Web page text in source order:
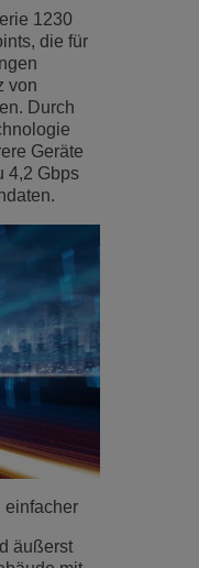
1230
die für
von
Durch
Geräte
4,2 Gbps
einfacher
äußerst